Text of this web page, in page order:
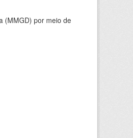
(MMGD) por meio de